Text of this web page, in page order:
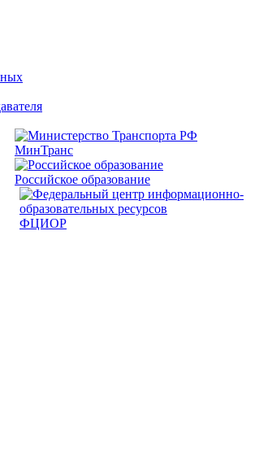
МинТранс
Российское образование
ФЦИОР